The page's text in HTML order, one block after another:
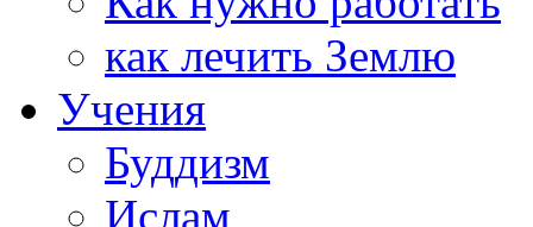
как лечить Землю
Учения
Буддизм
Ислам